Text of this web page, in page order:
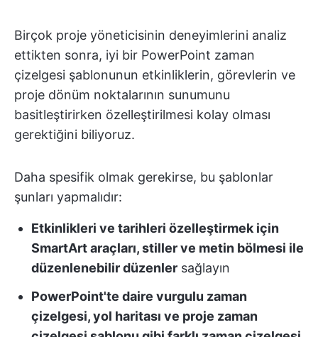
Birçok proje yöneticisinin deneyimlerini analiz
ettikten sonra, iyi bir PowerPoint zaman
çizelgesi şablonunun etkinliklerin, görevlerin ve
proje dönüm noktalarının sunumunu
basitleştirirken özelleştirilmesi kolay olması
gerektiğini biliyoruz.
Daha spesifik olmak gerekirse, bu şablonlar
şunları yapmalıdır:
Etkinlikleri ve tarihleri özelleştirmek için
SmartArt araçları, stiller ve metin bölmesi ile
düzenlenebilir düzenler sağlayın
PowerPoint'te daire vurgulu zaman
çizelgesi, yol haritası ve proje zaman